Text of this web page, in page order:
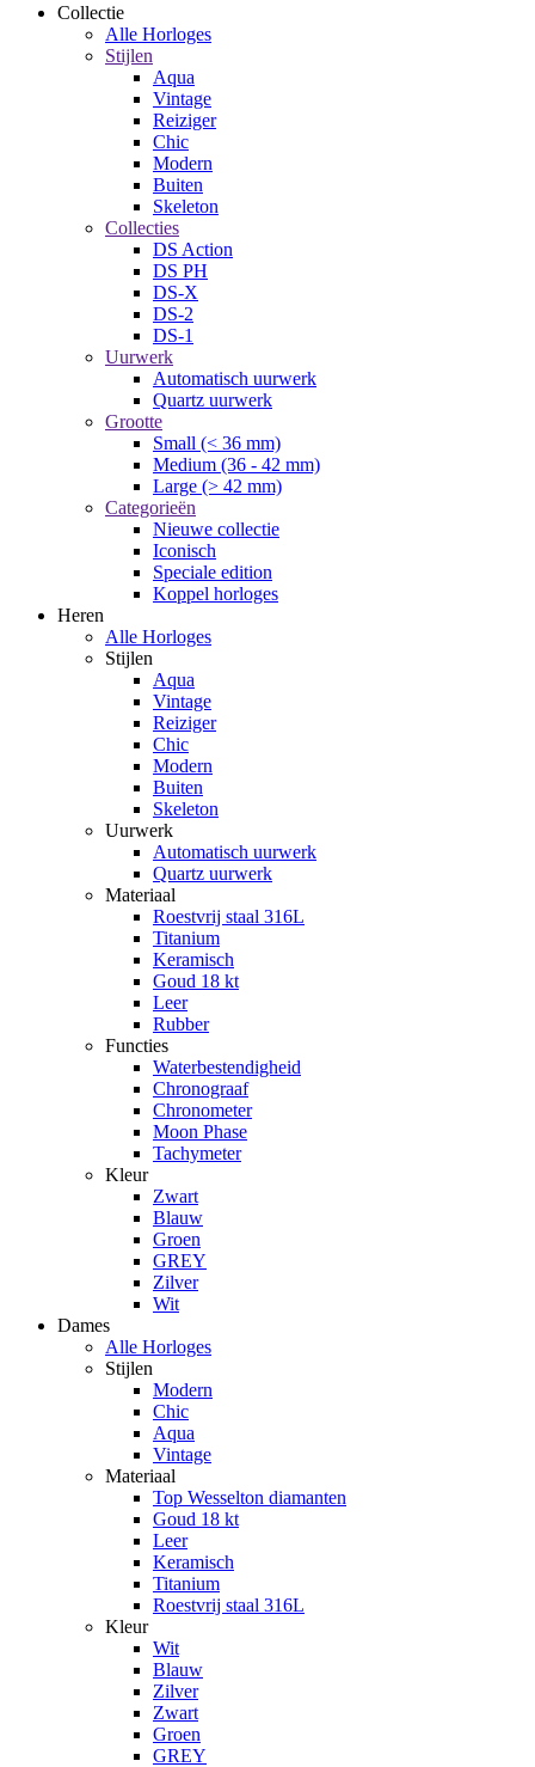
Collectie
Alle Horloges
Stijlen
Aqua
Vintage
Reiziger
Chic
Modern
Buiten
Skeleton
Collecties
DS Action
DS PH
DS-X
DS-2
DS-1
Uurwerk
Automatisch uurwerk
Quartz uurwerk
Grootte
Small (< 36 mm)
Medium (36 - 42 mm)
Large (> 42 mm)
Categorieën
Nieuwe collectie
Iconisch
Speciale edition
Koppel horloges
Heren
Alle Horloges
Stijlen
Aqua
Vintage
Reiziger
Chic
Modern
Buiten
Skeleton
Uurwerk
Automatisch uurwerk
Quartz uurwerk
Materiaal
Roestvrij staal 316L
Titanium
Keramisch
Goud 18 kt
Leer
Rubber
Functies
Waterbestendigheid
Chronograaf
Chronometer
Moon Phase
Tachymeter
Kleur
Zwart
Blauw
Groen
GREY
Zilver
Wit
Dames
Alle Horloges
Stijlen
Modern
Chic
Aqua
Vintage
Materiaal
Top Wesselton diamanten
Goud 18 kt
Leer
Keramisch
Titanium
Roestvrij staal 316L
Kleur
Wit
Blauw
Zilver
Zwart
Groen
GREY